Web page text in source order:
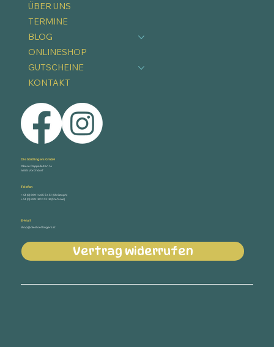
ÜBER UNS
TERMINE
BLOG
ONLINESHOP
GUTSCHEINE
KONTAKT
Die Stöttingers GmbH
Obere Pappelleiten 14
4655 Vorchdorf
Telefon
+43 (0) 699 14 05 54 51 (Christoph)
+43 (0) 699 18 10 13 18 (Stefanie)
E-Mail
shop@diestoettingers.at
Vertrag widerrufen